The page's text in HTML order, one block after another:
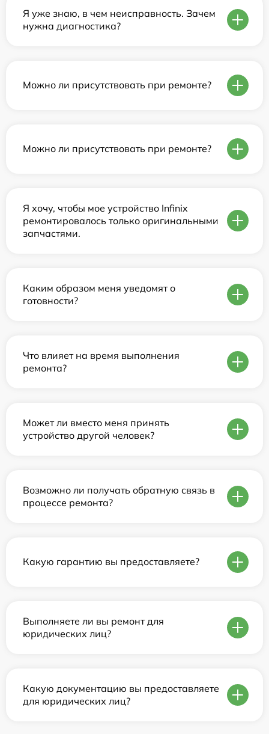
Я уже знаю, в чем неисправность. Зачем
нужна диагностика?
Можно ли присутствовать при ремонте?
Можно ли присутствовать при ремонте?
Я хочу, чтобы мое устройство Infinix
ремонтировалось только оригинальными
запчастями.
Каким образом меня уведомят о
готовности?
Что влияет на время выполнения
ремонта?
Может ли вместо меня принять
устройство другой человек?
Возможно ли получать обратную связь в
процессе ремонта?
Какую гарантию вы предоставляете?
Выполняете ли вы ремонт для
юридических лиц?
Какую документацию вы предоставляете
для юридических лиц?